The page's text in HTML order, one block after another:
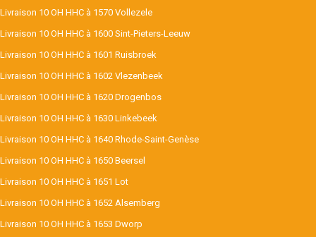
Livraison 10 OH HHC à 1570 Vollezele
Livraison 10 OH HHC à 1600 Sint-Pieters-Leeuw
Livraison 10 OH HHC à 1601 Ruisbroek
Livraison 10 OH HHC à 1602 Vlezenbeek
Livraison 10 OH HHC à 1620 Drogenbos
Livraison 10 OH HHC à 1630 Linkebeek
Livraison 10 OH HHC à 1640 Rhode-Saint-Genèse
Livraison 10 OH HHC à 1650 Beersel
Livraison 10 OH HHC à 1651 Lot
Livraison 10 OH HHC à 1652 Alsemberg
Livraison 10 OH HHC à 1653 Dworp